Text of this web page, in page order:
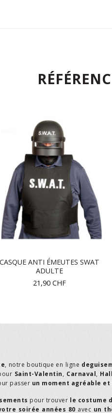
CASQUE ANTI ÉMEUTES SWAT
ADULTE
21,90 CHF
, notre boutique en ligne
Saint-Valentin, Carnaval,
passer un moment agréable
pour trouver le costume
soirée années 80 avec un